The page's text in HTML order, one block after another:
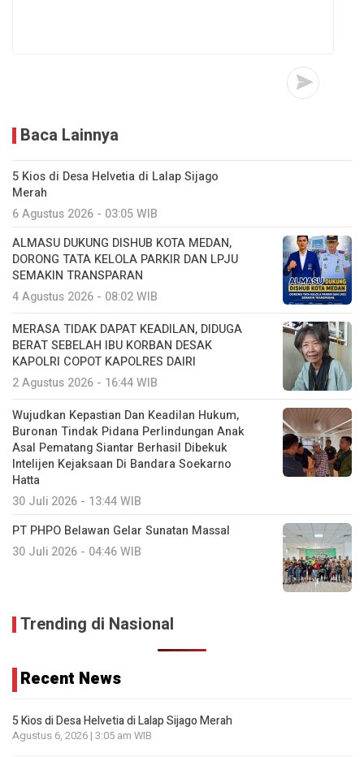
Baca Lainnya
5 Kios di Desa Helvetia di Lalap Sijago
Merah
6 Agustus 2026 - 03:05 WIB
ALMASU DUKUNG DISHUB KOTA MEDAN,
DORONG TATA KELOLA PARKIR DAN LPJU
SEMAKIN TRANSPARAN
4 Agustus 2026 - 08:02 WIB
MERASA TIDAK DAPAT KEADILAN, DIDUGA
BERAT SEBELAH IBU KORBAN DESAK
KAPOLRI COPOT KAPOLRES DAIRI
2 Agustus 2026 - 16:44 WIB
Wujudkan Kepastian Dan Keadilan Hukum,
Buronan Tindak Pidana Perlindungan Anak
Asal Pematang Siantar Berhasil Dibekuk
Intelijen Kejaksaan Di Bandara Soekarno
Hatta
30 Juli 2026 - 13:44 WIB
PT PHPO Belawan Gelar Sunatan Massal
30 Juli 2026 - 04:46 WIB
Trending di Nasional
Recent News
5 Kios di Desa Helvetia di Lalap Sijago Merah
Agustus 6, 2026 | 3:05 am WIB